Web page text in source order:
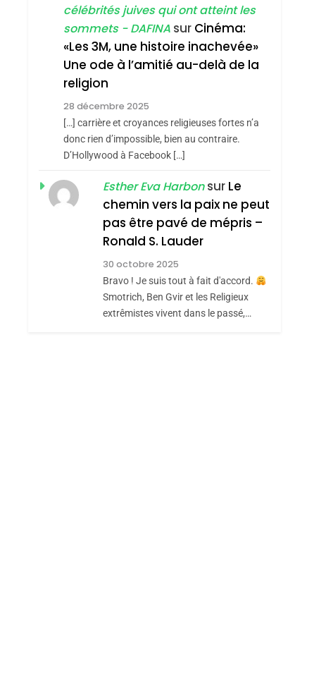
Meurtrière Selon Le
Rapport D’ADL
Contre
FRANCE ISRAÉL
6
RÉSILIENTE :
POURQUOI JE
REVENDIQUE MA
JUDAÏTE Par Thérèse
Zrihen-Dvir
ISRAÉL JUDAISME
CE QUI NOUS
MANQUE – Jacques
Hadida
JUDAISME
Maroc : Les Amandes
De Tafraout, Le Miel
De Tadla Azilal
Consacrés Produits
Du Terroir
DAFINA MAROC
célébrités juives qui ont atteint les
sommets - DAFINA sur Cinéma:
«Les 3M, une histoire inachevée»
Une ode à l’amitié au-delà de la
religion
28 décembre 2025
[…] carrière et croyances religieuses fortes n’a
donc rien d’impossible, bien au contraire.
D’Hollywood à Facebook […]
Esther Eva Harbonsur Le
chemin vers la paix ne peut
pas être pavé de mépris –
Ronald S. Lauder
30 octobre 2025
Bravo ! Je suis tout à fait d'accord.
Smotrich, Ben Gvir et les Religieux
extrêmistes vivent dans le passé,…